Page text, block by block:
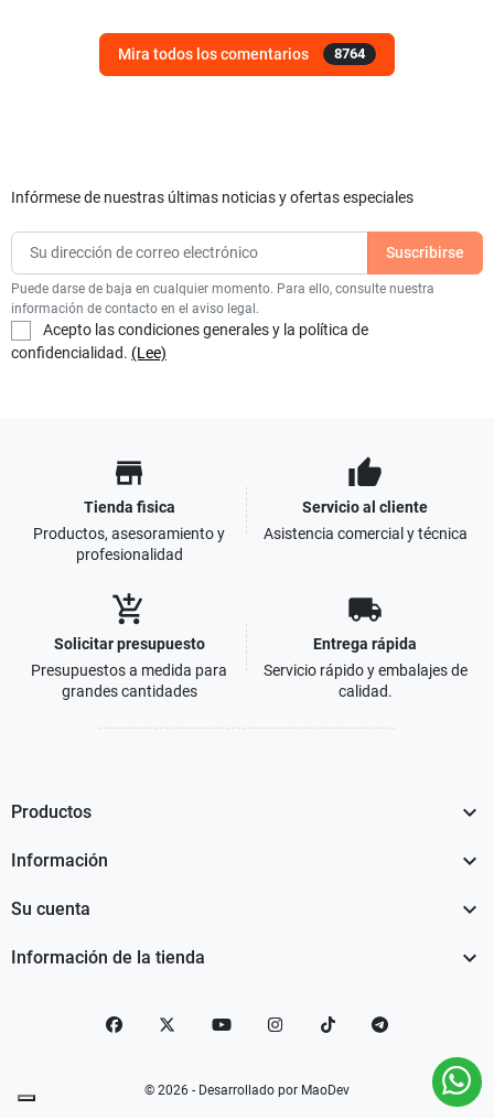
Mira todos los comentarios 8764
Infórmese de nuestras últimas noticias y ofertas especiales
Puede darse de baja en cualquier momento. Para ello, consulte nuestra
información de contacto en el aviso legal.
Acepto las condiciones generales y la política de
confidencialidad. (Lee)
store
Tienda fisica
Productos, asesoramiento y
profesionalidad
thumb_up
Servicio al cliente
Asistencia comercial y técnica
add_shopping_cart
Solicitar presupuesto
Presupuestos a medida para
grandes cantidades
local_shipping
Entrega rápida
Servicio rápido y embalajes de
calidad.
Productos 
Información 
Su cuenta 
Información de la tienda 
© 2026 - Desarrollado por MaoDev